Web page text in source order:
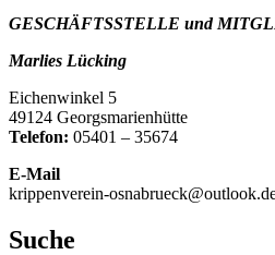
GESCHÄFTSSTELLE und
Marlies Lücking
Eichenwinkel 5
49124
Telefon: 05401 – 35674
E-Mail
krippenverein-
Suche